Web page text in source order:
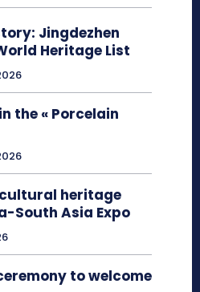
Jingdezhen
Heritage List
the « Porcelain
heritage
South Asia Expo
to welcome